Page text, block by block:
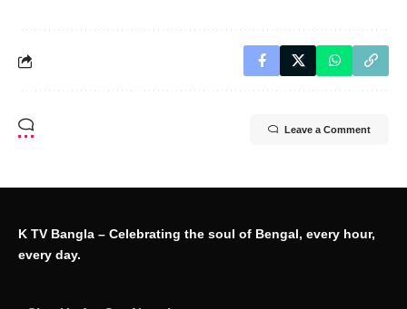
Leave a Comment
K TV Bangla – Celebrating the soul of Bengal, every hour,
every day.